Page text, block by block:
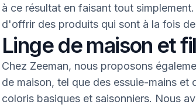
à ce résultat en faisant tout
d'offrir des produits qui sont à la fois
Linge de maison et
Chez Zeeman, nous proposons
de maison, tel que des essuie-mains et
coloris basiques et saisonniers. Nous